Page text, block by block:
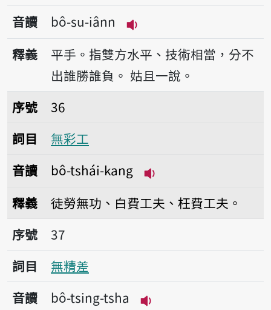
音讀
bô-su-iânn
播放音讀bô-su-iânn
釋義
平手。指雙方水平、技術相當，分不
出誰勝誰負。 姑且一說。
序號36無彩工
序號
36
詞目
無彩工
音讀
bô-tshái-kang
釋義
徒勞無功、白費工夫、枉費工夫。
序號37無精差
序號
37
詞目
無精差
音讀
bô-tsing-tsha